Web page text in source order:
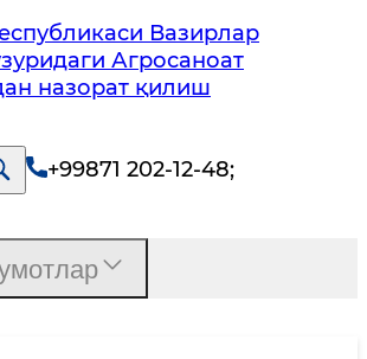
Вазирлар
Агросаноат
назорат қилиш
+99871 202-12-48;